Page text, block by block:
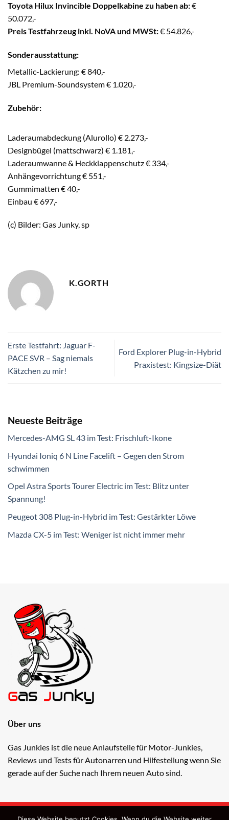
Toyota Hilux Invincible Doppelkabine zu haben ab:€
50.072,-
Preis Testfahrzeug inkl. NoVA und MWSt:€ 54.826,-
Sonderausstattung:
Metallic-Lackierung: € 840,-
JBL Premium-Soundsystem € 1.020,-
Zubehör:
Laderaumabdeckung (Alurollo) € 2.273,-
Designbügel (mattschwarz) € 1.181,-
Laderaumwanne & Heckklappenschutz € 334,-
Anhängevorrichtung € 551,-
Gummimatten € 40,-
Einbau € 697,-
(c) Bilder: Gas Junky, sp
K.GORTH
Erste Testfahrt: Jaguar F-
PACE SVR – Sag niemals
Kätzchen zu mir!
Ford Explorer Plug-in-Hybrid
Praxistest: Kingsize-Diät
Neueste Beiträge
Mercedes-AMG SL 43 im Test: Frischluft-Ikone
Hyundai Ioniq 6 N Line Facelift – Gegen den Strom
schwimmen
Opel Astra Sports Tourer Electric im Test: Blitz unter
Spannung!
Peugeot 308 Plug-in-Hybrid im Test: Gestärkter Löwe
Mazda CX-5 im Test: Weniger ist nicht immer mehr
Über uns
Gas Junkies ist die neue Anlaufstelle für Motor-Junkies,
Reviews und Tests für Autonarren und Hilfestellung wenn Sie
gerade auf der Suche nach Ihrem neuen Auto sind.
Copyright 2026 ©Gas Junkies